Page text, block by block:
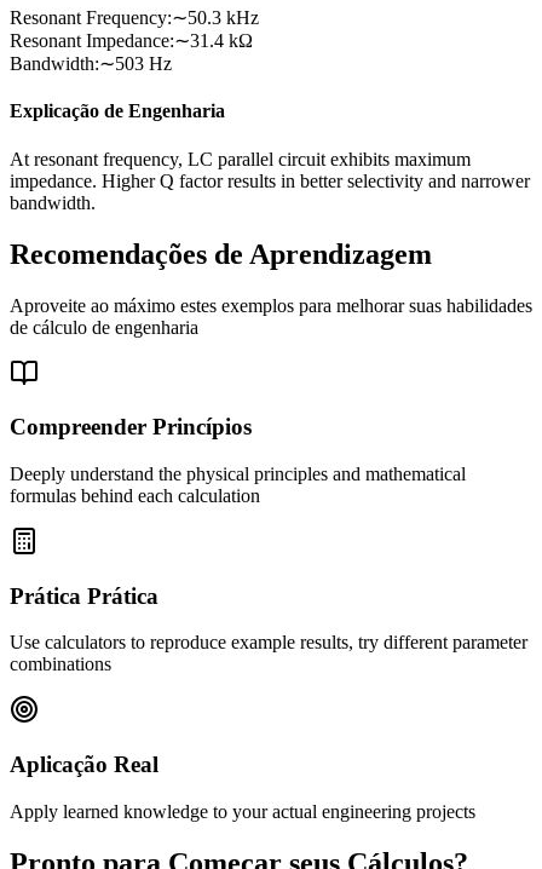
Resonant Frequency:∼50.3 kHz
Resonant Impedance:∼31.4 kΩ
Bandwidth:∼503 Hz
Explicação de Engenharia
At resonant frequency, LC parallel circuit exhibits maximum
impedance. Higher Q factor results in better selectivity and narrower
bandwidth.
Recomendações de Aprendizagem
Aproveite ao máximo estes exemplos para melhorar suas habilidades
de cálculo de engenharia
Compreender Princípios
Deeply understand the physical principles and mathematical
formulas behind each calculation
Prática Prática
Use calculators to reproduce example results, try different parameter
combinations
Aplicação Real
Apply learned knowledge to your actual engineering projects
Pronto para Começar seus Cálculos?